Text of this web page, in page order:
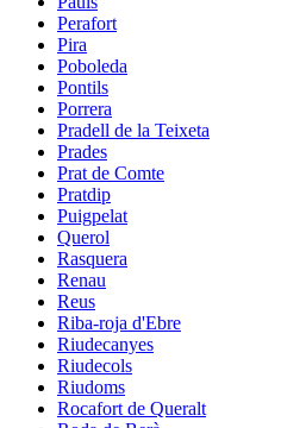
Perafort
Pira
Poboleda
Pontils
Porrera
Pradell de la Teixeta
Prades
Prat de Comte
Pratdip
Puigpelat
Querol
Rasquera
Renau
Reus
Riba-roja d'Ebre
Riudecanyes
Riudecols
Riudoms
Rocafort de Queralt